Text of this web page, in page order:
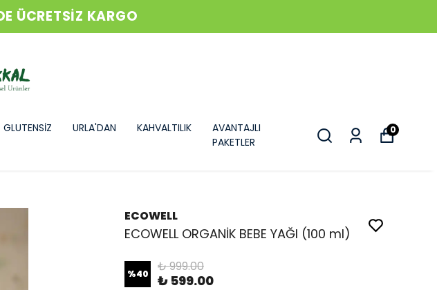
ÜCRETSİZ KARGO
GLUTENSİZ URLA'DAN KAHVALTILIK
AVANTAJLI
PAKETLER
0
ECOWELL
ECOWELL ORGANİK BEBE YAĞI (100 ml)
%40 ₺ 999.00
₺ 599.00